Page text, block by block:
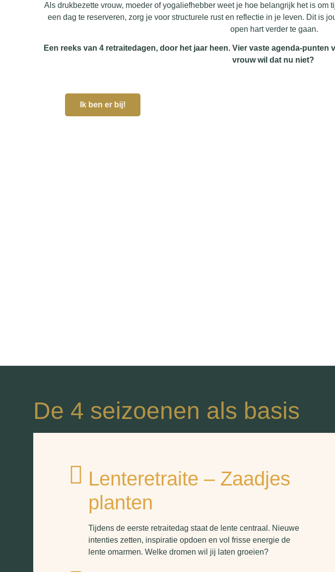
Als drukbezette vrouw, moeder of yogaliefhebber weet je hoe belangrijk het is om
een dag te reserveren, zorg je voor structurele rust en reflectie in je leven. Dit is
open hart verder te gaan.
Een reeks van 4 retraitedagen, door het jaar heen. Vier vaste agenda-
vrouw wil dat nu niet?
Ik ben er bij!
De 4 seizoenen als basis
Lenteretraite – Zaadjes
planten
Tijdens de eerste retraitedag staat de lente centraal. Nieuwe
intenties zetten, inspiratie opdoen en vol frisse energie de
lente omarmen. Welke dromen wil jij laten groeien?